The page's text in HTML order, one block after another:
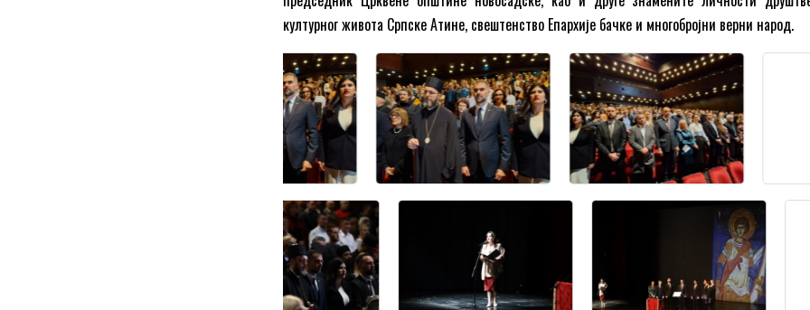
културног живота Српске Атине, свештенство Епархије бачке и многобројни верни народ.